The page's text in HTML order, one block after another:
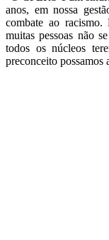
anos, em nossa
combate ao
muitas pessoas não
todos os núcleos
preconceito possamos